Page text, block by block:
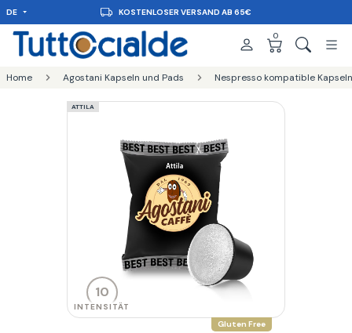
DE LIEFERUNG IN 48 STUNDEN
0
Home Agostani Kapseln und Pads Nespresso kompatible
ATTILA
Gluten Free
10
INTENSITÄT